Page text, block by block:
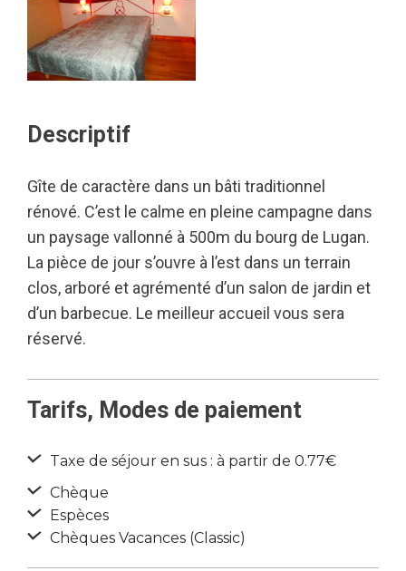
Descriptif
Gîte de caractère dans un bâti traditionnel
rénové. C’est le calme en pleine campagne dans
un paysage vallonné à 500m du bourg de Lugan.
La pièce de jour s’ouvre à l’est dans un terrain
clos, arboré et agrémenté d’un salon de jardin et
d’un barbecue. Le meilleur accueil vous sera
réservé.
Tarifs, Modes de paiement
Taxe de séjour en sus : à partir de 0.77€
Chèque
Espèces
Chèques Vacances (Classic)